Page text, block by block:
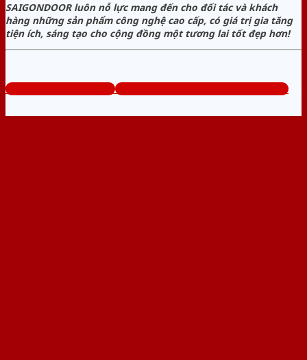
SAIGONDOOR luôn nỗ lực mang đến cho đối tác và khách
hàng những sản phẩm công nghệ cao cấp, có giá trị gia tăng
tiện ích, sáng tạo cho cộng đồng một tương lai tốt đẹp hơn!
www.sieuthicuanhua.net Tổng đài tư vấn miễn phí: 0824.400.400